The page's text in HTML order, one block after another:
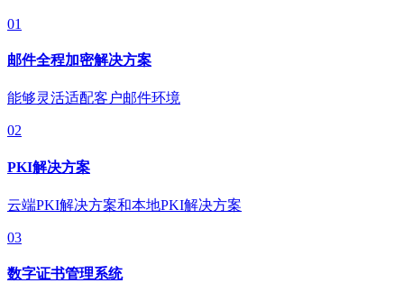
01
邮件全程加密解决方案
能够灵活适配客户邮件环境
02
PKI解决方案
云端PKI解决方案和本地PKI解决方案
03
数字证书管理系统